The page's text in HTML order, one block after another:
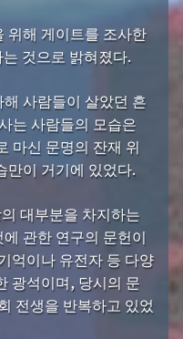
위해 게이트를 조사한
것으로 밝혀졌다.
사람들이 살았던 흔
는 사람들의 모습은
마신 문명의 잔재 위
만이 거기에 있었다.
대부분을 차지하는
에 관한 연구의 문헌이
억이나 유전자 등 다양
광석이며, 당시의 문
전생을 반복하고 있었